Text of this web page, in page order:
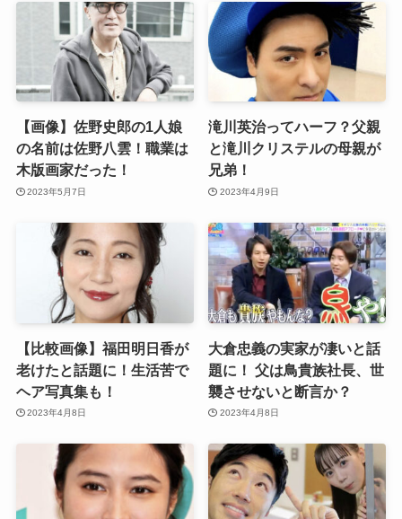
【画像】佐野史郎の1人娘
の名前は佐野八雲！職業は
木版画家だった！
2023年5月7日
滝川英治ってハーフ？父親
と滝川クリステルの母親が
兄弟！
2023年4月9日
【比較画像】福田明日香が
老けたと話題に！生活苦で
ヘア写真集も！
2023年4月8日
大倉忠義の実家が凄いと話
題に！ 父は鳥貴族社長、世
襲させないと断言か？
2023年4月8日